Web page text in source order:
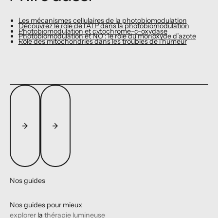
Les mécanismes cellulaires de la photobiomodulation
Découvrez le rôle de l’ATP dans la photobiomodulation
Photobiomodulation et cytochrome-c-oxydase
Photobiomodulation et NO : le rôle du monoxyde d’azote
Rôle des mitochondries dans les troubles de l'humeur
Nos guides
Nos guides pour mieux
explorer lathérapie lumineuse